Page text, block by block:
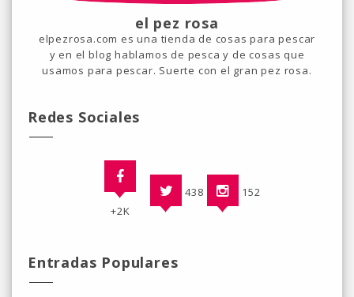
el pez rosa
elpezrosa.com es una tienda de cosas para pescar
y en el blog hablamos de pesca y de cosas que
usamos para pescar. Suerte con el gran pez rosa.
Redes Sociales
+2K
438 152
Entradas Populares